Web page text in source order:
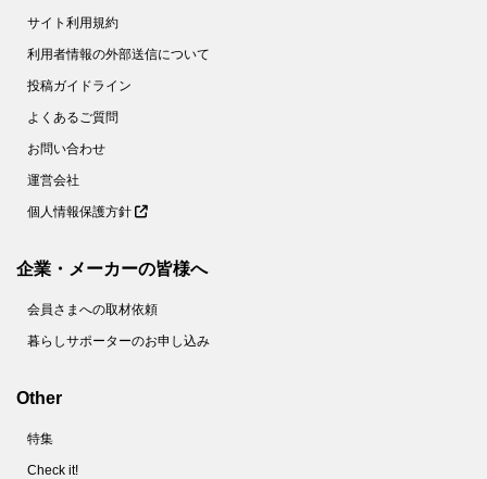
サイト利用規約
利用者情報の外部送信について
投稿ガイドライン
よくあるご質問
お問い合わせ
運営会社
個人情報保護方針
企業・メーカーの皆様へ
会員さまへの取材依頼
暮らしサポーターのお申し込み
Other
特集
Check it!